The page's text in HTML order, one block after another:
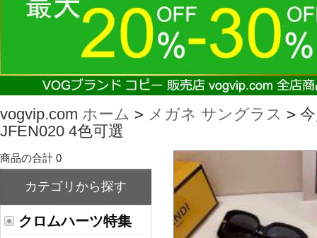
vogvip.com ホーム > メガネ サングラス >
JFEN020 4色可選
商品の合計 0
カテゴリから探す
クロムハーツ特集